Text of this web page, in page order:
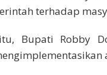
terhadap
Bupati Robby